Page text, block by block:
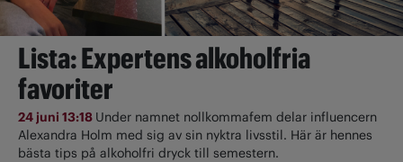
Lista: Expertens alkoholfria
favoriter
24 juni 13:18 Under namnet nollkommafem delar influencern
Alexandra Holm med sig av sin nyktra livsstil. Här är hennes
bästa tips på alkoholfri dryck till semestern.